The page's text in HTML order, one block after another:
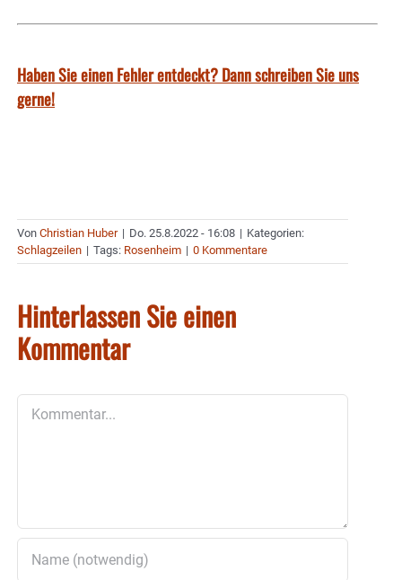
Haben Sie einen Fehler entdeckt? Dann schreiben Sie uns
gerne!
Von Christian Huber | Do. 25.8.2022 - 16:08 | Kategorien:
Schlagzeilen | Tags: Rosenheim | 0 Kommentare
Hinterlassen Sie einen
Kommentar